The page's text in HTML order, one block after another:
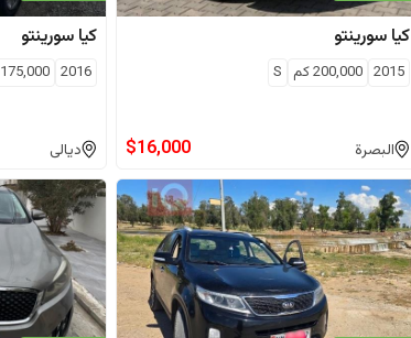
كيا سورينتو
2015
200,000كم S
البصرة $16,000
كيا سورينتو
2016
175,000
ديالى